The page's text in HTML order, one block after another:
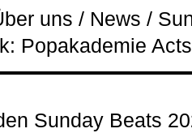
uns / News /
Popakademie
Sunday Beats